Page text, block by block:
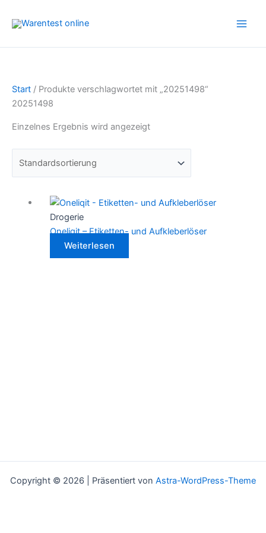
Inhalt
Start / Produkte verschlagwortet mit „20251498“
20251498
Einzelnes Ergebnis wird angezeigt
Drogerie
Oneliqit – Etiketten- und Aufkleberlöser
Weiterlesen
Copyright © 2026 | Präsentiert von Astra-WordPress-Theme